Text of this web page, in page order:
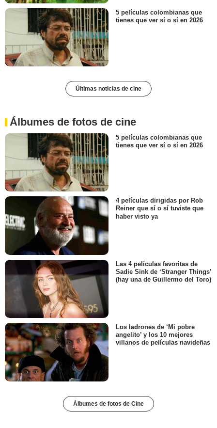
5 películas colombianas que
tienes que ver sí o sí en 2026
Últimas noticias de cine
Álbumes de fotos de cine
5 películas colombianas que
tienes que ver sí o sí en 2026
4 películas dirigidas por Rob
Reiner que sí o sí tuviste que
haber visto ya
Las 4 películas favoritas de
Sadie Sink de ‘Stranger Things’
(hay una de Guillermo del Toro)
Los ladrones de ‘Mi pobre
angelito’ y los 10 mejores
villanos de películas navideñas
Álbumes de fotos de Cine